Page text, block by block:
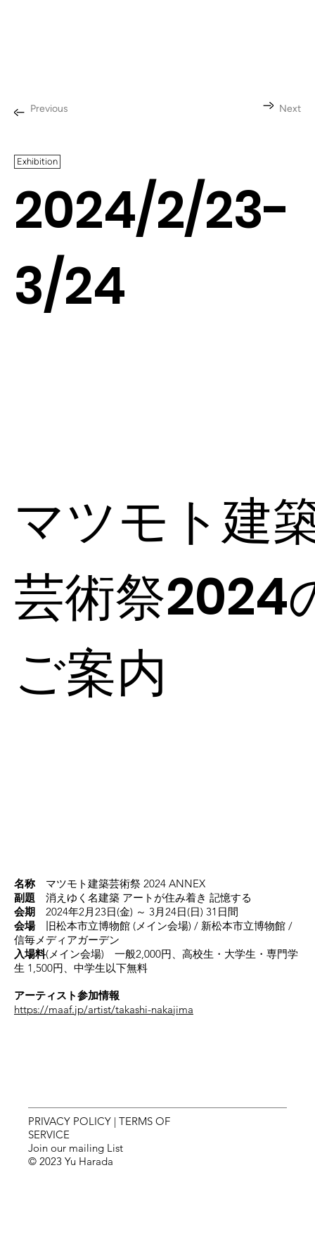
Previous Next
Exhibition
2024/2/23-
3/24
マツモト建
芸術祭2024
ご案内
名称マツモト建築芸術祭 2024 ANNEX
副題 消えゆく名建築 アートが住み着き 記憶する
会期 2024年2月23日(金) ～ 3月24日(日) 31日間
会場旧松本市立博物館 (メイン会場) / 新松本市立博物館 /
信毎メディアガーデン
入場料(メイン会場) 一般2,000円、高校生・大学生・専門学
生 1,500円、中学生以下無料
アーティスト参加情報
https://maaf.jp/artist/takashi-nakajima
PRIVACY POLICY |TERMS OF
SERVICE
Join our mailing List
© 2023 Yu Harada